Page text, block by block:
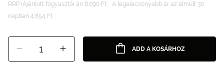
RRP (Ajánlott fogyasztói ár) 8.090 Ft
A legalacsonyabb ár az elmúlt 30
napban 4.854 Ft
1 ADD A KOSÁRHOZ